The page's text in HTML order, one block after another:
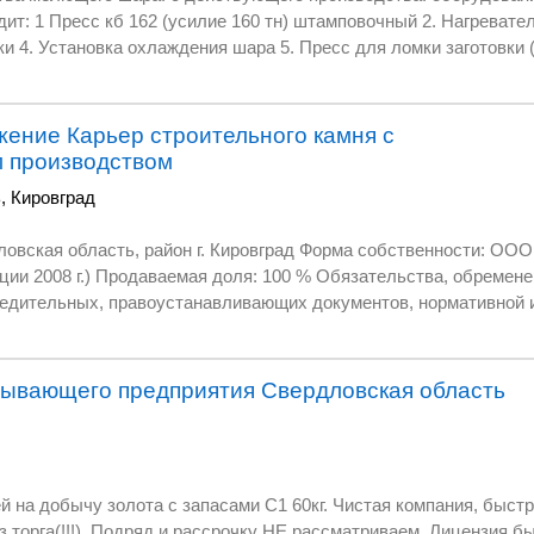
3.
4. Установка охлаждения шара 5. Пресс для ломки
40 мм до 100 мм. в наличии имеется до 5 производственных
1 линии необходимо 400 кв.м. цех, с высотой от 5 метров. и 300 кВт
для дальнейшего развития. стоимость в районе 30
резки. высоко экономичное,технологическое
Карьер строительного камня с
, Кировград
собственности: ООО (Свидетельство о
2008 г.) Продаваемая доля: 100 % Обязательства,
нормативной и кадровой
разрешительной, геологической, отчетной
2 000 тыс.м3. Инфраструктура: Полное
всех фракций, скальный грунт, бутовый камень. Продукция
предприятия Свердловская область
Чистая компания, быстрая сделка. Стоимость